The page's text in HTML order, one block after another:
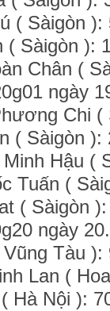
( Sàigòn ):
( Sàigòn ):
Chân (
ngày
Chi (
( Sàigòn ):
Hậu (
Tuấn (
( Sàigòn
ngày
Tàu ):
Lan (
Hà Nội ):